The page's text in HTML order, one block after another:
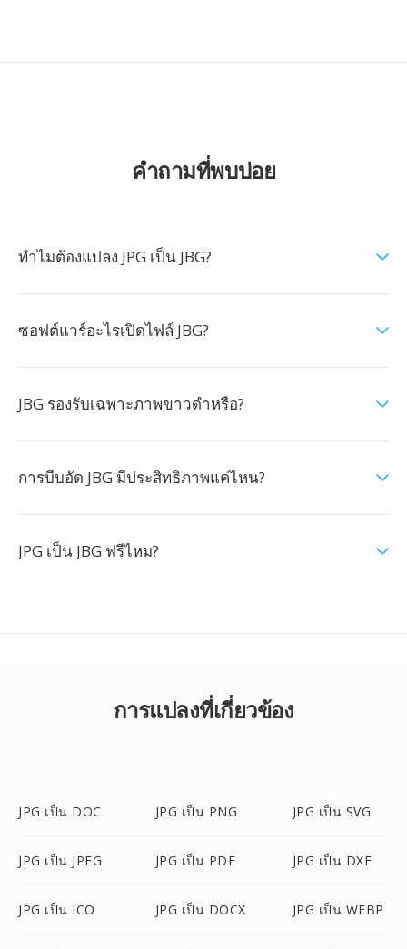
คำถามที่พบบ่อย
ทำไมต้องแปลง JPG เป็น JBG?
ซอฟต์แวร์อะไรเปิดไฟล์ JBG?
JBG รองรับเฉพาะภาพขาวดำหรือ?
การบีบอัด JBG มีประสิทธิภาพแค่ไหน?
JPG เป็น JBG ฟรีไหม?
การแปลงที่เกี่ยวข้อง
JPG เป็น DOC JPG เป็น PNG JPG เป็น SVG
JPG เป็น JPEG JPG เป็น PDF JPG เป็น DXF
JPG เป็น ICO JPG เป็น DOCX JPG เป็น WEBP